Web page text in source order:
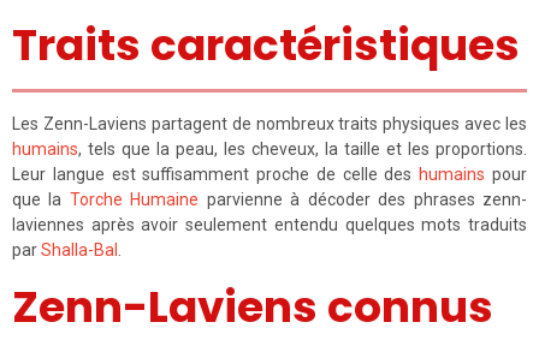
Traits caractéristiques
Les Zenn-Laviens partagent de nombreux traits physiques avec les
humains, tels que la peau, les cheveux, la taille et les proportions.
Leur langue est suffisamment proche de celle des humains pour
que la Torche Humaine parvienne à décoder des phrases zenn-
laviennes après avoir seulement entendu quelques mots traduits
parShalla-Bal .
Zenn-Laviens connus